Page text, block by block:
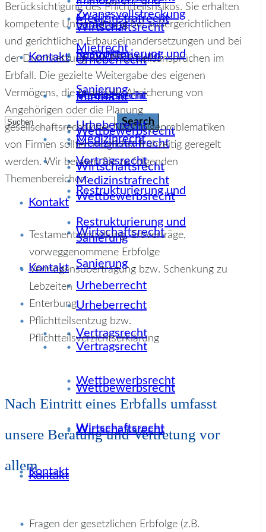
Mietrecht
Medizinrecht
Medizinstrafrecht
Restrukturierung und
Sanierung
Urheberrecht
Vertragsrecht
Wettbewerbsrecht
Wirtschaftsrecht
Kontakt
Zwangsvollstreckung
Immobilien- und
Mietrecht
Medizinrecht
Medizinstrafrecht
Restrukturierung und
Sanierung
Urheberrecht
Vertragsrecht
Wettbewerbsrecht
Wirtschaftsrecht
Kontakt
Sanierung
Urheberrecht
Vertragsrecht
Wettbewerbsrecht
Wirtschaftsrecht
Kontakt
Wirtschaftsrecht
Kontakt
Medizinstrafrecht
Restrukturierung und
Sanierung
Urheberrecht
Vertragsrecht
Wettbewerbsrecht
Wirtschaftsrecht
Kontakt
Berücksichtigung des Pflichtteilsrisikos. Sie erhalten
kompetente Unterstützung bei außergerichtlichen
und gerichtlichen Erbauseinandersetzungen und bei
der Durchsetzung von Pflichtteilsansprüchen im
Erbfall. Die gezielte Weitergabe des eigenen
Vermögens, die finanzielle Absicherung von
Angehörigen oder die Planung
gesellschaftsrechtlicher Nachfolgeproblematiken
von Firmen sollten möglichst frühzeitig geregelt
werden. Wir beraten Sie zu folgenden
Themenbereichen:
Testamentserstellung, Erbverträge,
vorweggenommene Erbfolge
Vermögensübertragung bzw. Schenkung zu
Lebzeiten
Enterbung
Pflichtteilsentzug bzw.
Pflichtteilsverzichtserklärung
Nach Eintritt eines Erbfalls umfasst
unsere Beratung und Vertretung vor
allem
Fragen der gesetzlichen Erbfolge (z.B.